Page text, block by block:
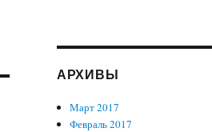
АРХИВЫ
Март 2017
Февраль 2017